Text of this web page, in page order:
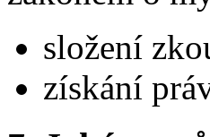
složení
získání